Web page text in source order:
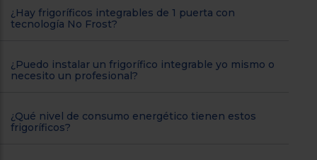
¿Hay frigoríficos integrables de 1 puerta con
tecnología No Frost?
¿Puedo instalar un frigorífico integrable yo mismo o
necesito un profesional?
¿Qué nivel de consumo energético tienen estos
frigoríficos?